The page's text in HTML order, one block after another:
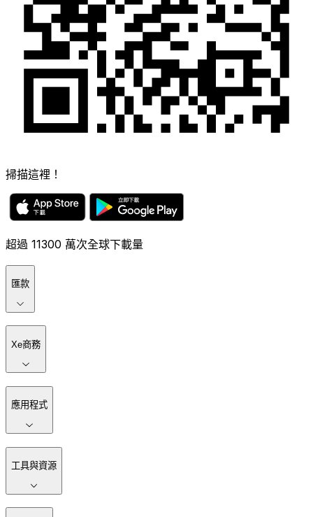
掃描這裡！
超過 11300 萬次全球下載量
匯款
Xe商務
應用程式
工具與資源